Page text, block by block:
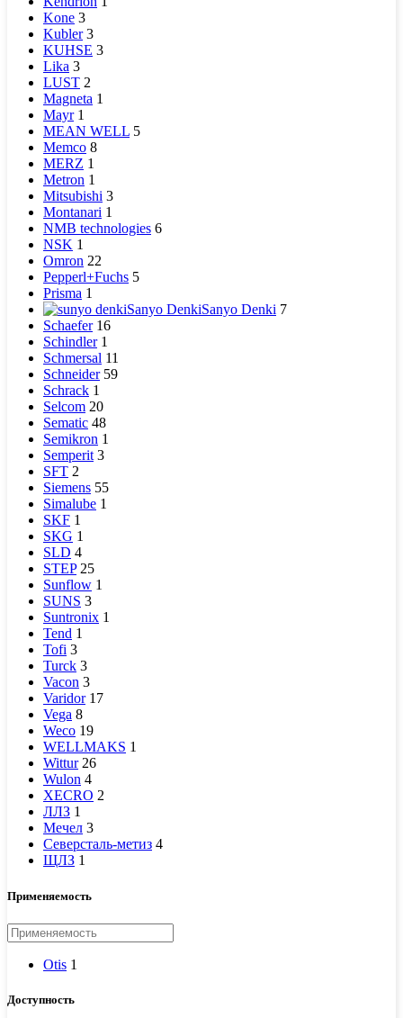
Kone 3
Kubler 3
KUHSE 3
Lika 3
LUST 2
Magneta 1
Mayr 1
MEAN WELL 5
Memco 8
MERZ 1
Metron 1
Mitsubishi 3
Montanari 1
NMB technologies 6
NSK 1
Omron 22
Pepperl+Fuchs 5
Prisma 1
Sanyo DenkiSanyo Denki 7
Schaefer 16
Schindler 1
Schmersal 11
Schneider 59
Schrack 1
Selcom 20
Sematic 48
Semikron 1
Semperit 3
SFT 2
Siemens 55
Simalube 1
SKF 1
SKG 1
SLD 4
STEP 25
Sunflow 1
SUNS 3
Suntronix 1
Tend 1
Tofi 3
Turck 3
Vacon 3
Varidor 17
Vega 8
Weco 19
WELLMAKS 1
Wittur 26
Wulon 4
XECRO 2
ЛЛЗ 1
Мечел 3
Северсталь-метиз 4
ЩЛЗ 1
Применяемость
Otis 1
Доступность